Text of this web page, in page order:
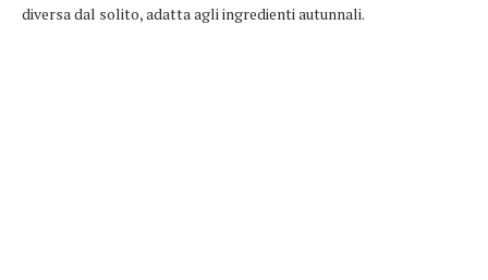
diversa dal solito, adatta agli ingredienti autunnali.